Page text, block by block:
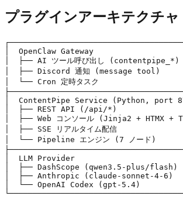
プラグインアーキテクチャ
│  OpenClaw Gateway
│  ├── AI ツール呼び出し
│  ├── Discord 通知 (message
│  └── Cron 定時タスク
│  ContentPipe Service (Python,
│  ├── REST API (/api/*)
│  ├── Web コンソール (Jinja2 + HTMX
│  ├── SSE リアルタイム配信
│  └── Pipeline エンジン (7 ノード)
│  LLM Provider
│  ├── DashScope (qwen3.5-plus/
│  ├── Anthropic (claude-sonnet-
│  └── OpenAI Codex (gpt-5.4)